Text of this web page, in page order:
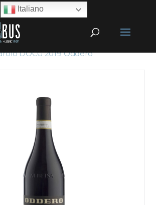
DOCG 2019 Oddero
Italiano